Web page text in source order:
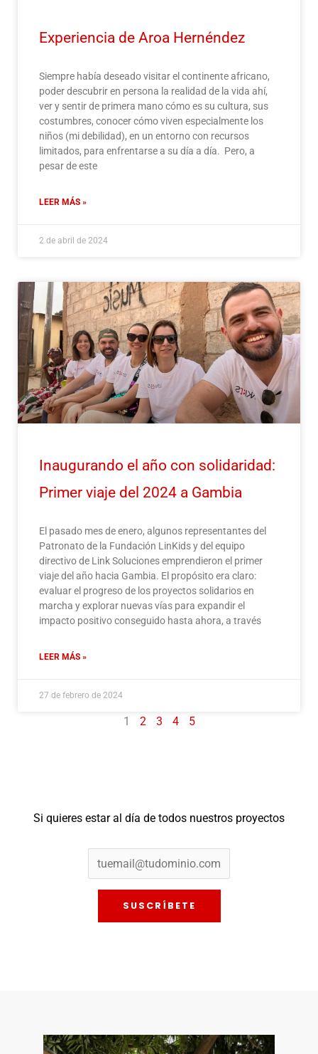
Experiencia de Aroa Hernéndez
Siempre había deseado visitar el continente africano,
poder descubrir en persona la realidad de la vida ahí,
ver y sentir de primera mano cómo es su cultura, sus
costumbres, conocer cómo viven especialmente los
niños (mi debilidad), en un entorno con recursos
limitados, para enfrentarse a su día a día. Pero, a
pesar de este
LEER MÁS »
2 de abril de 2024
Inaugurando el año con solidaridad:
Primer viaje del 2024 a Gambia
El pasado mes de enero, algunos representantes del
Patronato de la Fundación LinKids y del equipo
directivo de Link Soluciones emprendieron el primer
viaje del año hacia Gambia. El propósito era claro:
evaluar el progreso de los proyectos solidarios en
marcha y explorar nuevas vías para expandir el
impacto positivo conseguido hasta ahora, a través
LEER MÁS »
27 de febrero de 2024
1 2 3 4 5
Si quieres estar al día de todos nuestros proyectos